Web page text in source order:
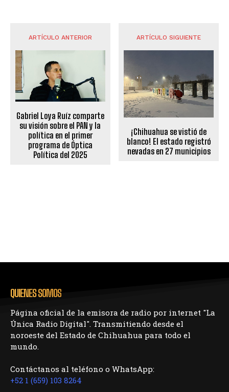
ARTÍCULO ANTERIOR
Gabriel Loya Ruíz comparte
su visión sobre el PAN y la
política en el primer
programa de Óptica
Política del 2025
ARTÍCULO SIGUIENTE
¡Chihuahua se vistió de
blanco! El estado registró
nevadas en 27 municipios
QUIENES SOMOS
Página oficial de la emisora de radio por internet "La
Única Radio Digital". Transmitiendo desde el
noroeste del Estado de Chihuahua para todo el
mundo.
Contáctanos al teléfono o WhatsApp:
+52 1 (659) 103 8264